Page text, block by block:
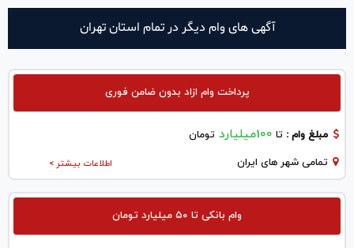
آگهی های وام دیگر در تمام استان تهران
پرداخت وام ازاد بدون ضامن فوری
مبلغ وام : تا 100میلیارد تومان
اطلاعات بیشتر > تمامی شهر های ایران
وام بانکی تا ۵۰ میلیارد تومان